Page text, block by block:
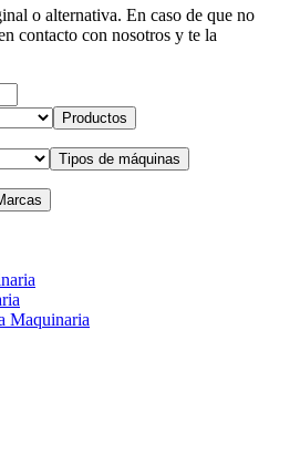
o alternativa. En caso de que no
contacto con nosotros y te la
Productos
Tipos de máquinas
Maquinaria